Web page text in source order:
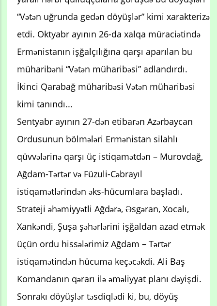
“Vətən uğrunda gedən döyüşlər” kimi xarakterizə
etdi. Oktyabr ayının 26-da xalqa müraciətində
Ermənistanın işğalçılığına qarşı aparılan bu
müharibəni “Vətən müharibəsi” adlandırdı.
İkinci Qarabağ müharibəsi Vətən müharibəsi
kimi tanındı...
Sentyabr ayının 27-dən etibarən Azərbaycan
Ordusunun bölmələri Ermənistan silahlı
qüvvələrinə qarşı üç istiqamətdən – Murovdağ,
Ağdam-Tərtər və Füzuli-Cəbrayıl
istiqamətlərindən əks-hücumlara başladı.
Strateji əhəmiyyətli Ağdərə, Əsgəran, Xocalı,
Xankəndi, Şuşa şəhərlərini işğaldan azad etmək
üçün ordu hissələrimiz Ağdam – Tərtər
istiqamətindən hücuma keçəcəkdi. Ali Baş
Komandanın qərarı ilə əməliyyat planı dəyişdi.
Sonrakı döyüşlər təsdiqlədi ki, bu, döyüş